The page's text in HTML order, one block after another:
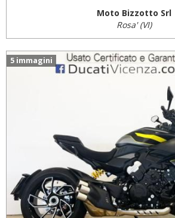
Moto Bizzotto Srl
Rosa' (VI)
5 immagini